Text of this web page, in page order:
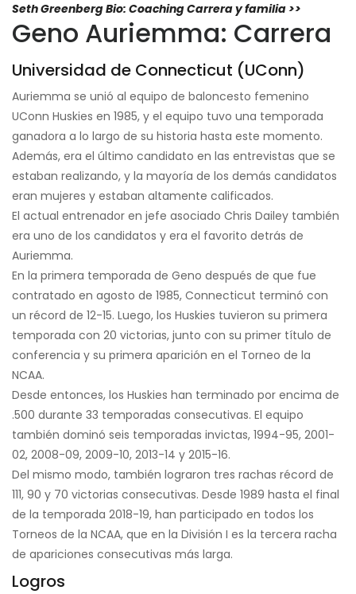
Seth Greenberg Bio: Coaching Carrera y familia >>
Geno Auriemma: Carrera
Universidad de Connecticut (UConn)
Auriemma se unió al equipo de baloncesto femenino
UConn Huskies en 1985, y el equipo tuvo una temporada
ganadora a lo largo de su historia hasta este momento.
Además, era el último candidato en las entrevistas que se
estaban realizando, y la mayoría de los demás candidatos
eran mujeres y estaban altamente calificados.
El actual entrenador en jefe asociado Chris Dailey también
era uno de los candidatos y era el favorito detrás de
Auriemma.
En la primera temporada de Geno después de que fue
contratado en agosto de 1985, Connecticut terminó con
un récord de 12-15. Luego, los Huskies tuvieron su primera
temporada con 20 victorias, junto con su primer título de
conferencia y su primera aparición en el Torneo de la
NCAA.
Desde entonces, los Huskies han terminado por encima de
.500 durante 33 temporadas consecutivas. El equipo
también dominó seis temporadas invictas, 1994-95, 2001-
02, 2008-09, 2009-10, 2013-14 y 2015-16.
Del mismo modo, también lograron tres rachas récord de
111, 90 y 70 victorias consecutivas. Desde 1989 hasta el final
de la temporada 2018-19, han participado en todos los
Torneos de la NCAA, que en la División I es la tercera racha
de apariciones consecutivas más larga.
Logros